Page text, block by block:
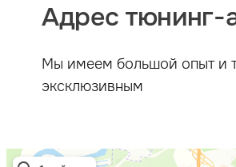
Адрес тюнинг-
Мы имеем большой опыт и
эксклюзивным